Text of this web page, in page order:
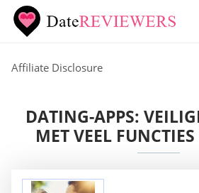
Affiliate Disclosure
DATING-APPS:
MET VEEL